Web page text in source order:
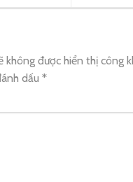
lượng
web lên
không được hiển thị công
dấu *